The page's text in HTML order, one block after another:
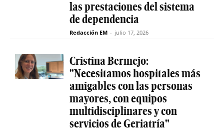
las prestaciones del sistema
de dependencia
Redacción EM - julio 17, 2026
Cristina Bermejo:
"Necesitamos hospitales más
amigables con las personas
mayores, con equipos
multidisciplinares y con
servicios de Geriatría"